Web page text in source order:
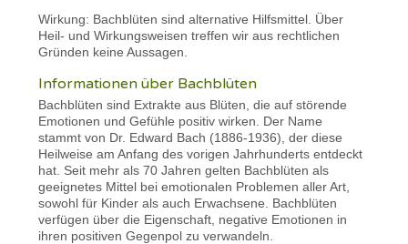
Wirkung: Bachblüten sind alternative Hilfsmittel. Über
Heil- und Wirkungsweisen treffen wir aus rechtlichen
Gründen keine Aussagen.
Informationen über Bachblüten
Bachblüten sind Extrakte aus Blüten, die auf störende
Emotionen und Gefühle positiv wirken. Der Name
stammt von Dr. Edward Bach (1886-1936), der diese
Heilweise am Anfang des vorigen Jahrhunderts entdeckt
hat. Seit mehr als 70 Jahren gelten Bachblüten als
geeignetes Mittel bei emotionalen Problemen aller Art,
sowohl für Kinder als auch Erwachsene. Bachblüten
verfügen über die Eigenschaft, negative Emotionen in
ihren positiven Gegenpol zu verwandeln.